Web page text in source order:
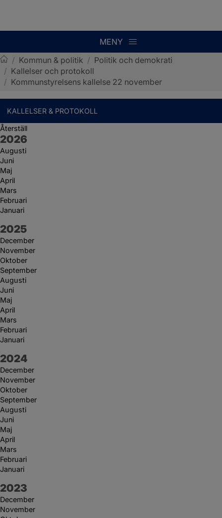
MENY
Sotenäs kommun
/ Kommun & politik / Politik och demokrati
/ Kallelser och protokoll
/ Kommunstyrelsens kallelse 22 november
KALLELSER & PROTOKOLL
Återställ
År:
2026
Augusti
Juni
Maj
April
Mars
Februari
Januari
År:
2025
December
November
Oktober
September
Augusti
Juni
Maj
April
Mars
Februari
Januari
År:
2024
December
November
Oktober
September
Augusti
Juni
Maj
April
Mars
Februari
Januari
År:
2023
December
November